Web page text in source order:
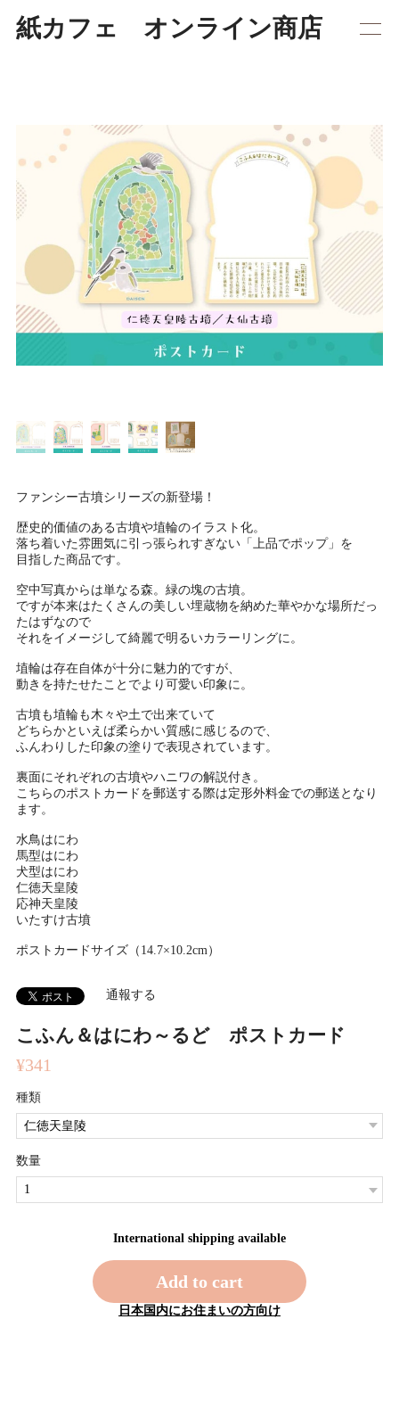
紙カフェ オンライン商店
こふん＆はにわ～るど ポストカード
¥341
種類
数量
International shipping available
Add to cart
日本国内にお住まいの方向け
ファンシー古墳シリーズの新登場！
歴史的価値のある古墳や埴輪のイラスト化。
落ち着いた雰囲気に引っ張られすぎない「上品でポップ」を
目指した商品です。
空中写真からは単なる森。緑の塊の古墳。
ですが本来はたくさんの美しい埋蔵物を納めた華やかな場所だっ
たはずなので
それをイメージして綺麗で明るいカラーリングに。
埴輪は存在自体が十分に魅力的ですが、
動きを持たせたことでより可愛い印象に。
古墳も埴輪も木々や土で出来ていて
どちらかといえば柔らかい質感に感じるので、
ふんわりした印象の塗りで表現されています。
裏面にそれぞれの古墳やハニワの解説付き。
こちらのポストカードを郵送する際は定形外料金での郵送となり
ます。
水鳥はにわ
馬型はにわ
犬型はにわ
仁徳天皇陵
応神天皇陵
いたすけ古墳
ポストカードサイズ（14.7×10.2cm）
通報する